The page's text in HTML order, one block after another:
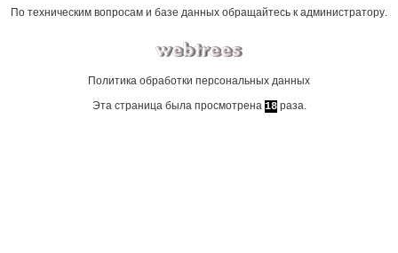
По техническим вопросам и базе данных обращайтесь к администратору.
Политика обработки персональных данных
Эта страница была просмотрена 18раза.